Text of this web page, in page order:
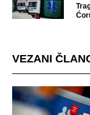
VEZANI